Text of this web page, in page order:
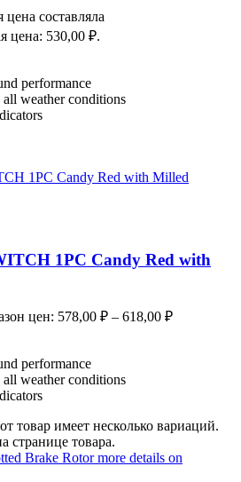
цена составляла
цена: 530,00 ₽.
performance
weather conditions
1PC Candy Red with
цен: 578,00 ₽ – 618,00 ₽
performance
weather conditions
товар имеет несколько вариаций.
товара.